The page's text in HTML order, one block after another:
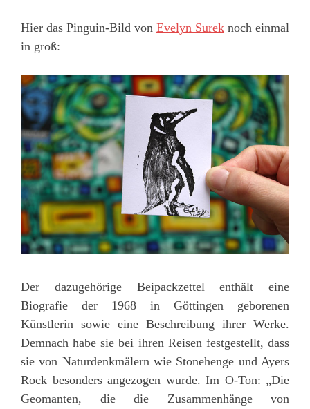
Hier das Pinguin-Bild von Evelyn Surek noch einmal
in groß:
Der dazugehörige Beipackzettel enthält eine
Biografie der 1968 in Göttingen geborenen
Künstlerin sowie eine Beschreibung ihrer Werke.
Demnach habe sie bei ihren Reisen festgestellt, dass
sie von Naturdenkmälern wie Stonehenge und Ayers
Rock besonders angezogen wurde. Im O-Ton: „Die
Geomanten, die die Zusammenhänge von